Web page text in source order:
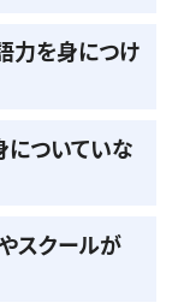
力を身につけ
についていな
スクールが